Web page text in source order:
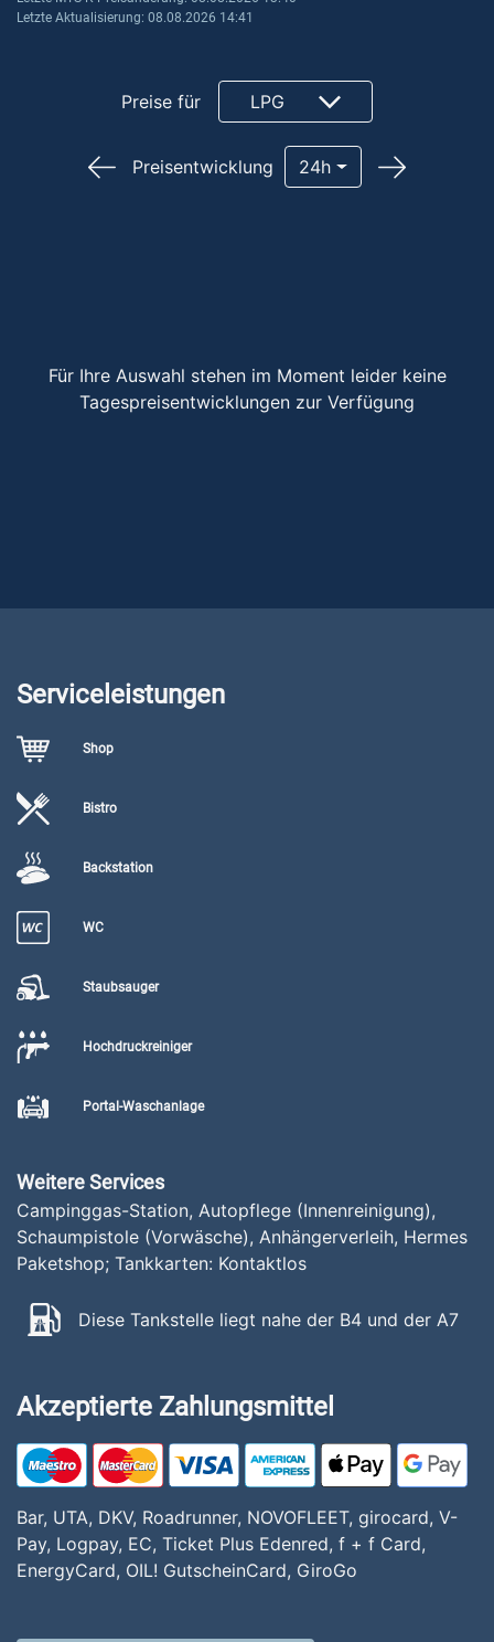
Letzte Aktualisierung: 08.08.2026 14:41
Preise für LPG
Preisentwicklung 24h
Für Ihre Auswahl stehen im Moment leider keine
Tagespreisentwicklungen zur Verfügung
Serviceleistungen
Shop
Bistro
Backstation
WC
Staubsauger
Hochdruckreiniger
Portal-Waschanlage
Weitere Services
Campinggas-Station, Autopflege (Innenreinigung),
Schaumpistole (Vorwäsche), Anhängerverleih, Hermes
Paketshop; Tankkarten: Kontaktlos
Diese Tankstelle liegt nahe der B4 und der A7
Akzeptierte Zahlungsmittel
Bar, UTA, DKV, Roadrunner, NOVOFLEET, girocard, V-
Pay, Logpay, EC, Ticket Plus Edenred, f + f Card,
EnergyCard, OIL! GutscheinCard, GiroGo